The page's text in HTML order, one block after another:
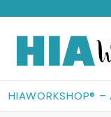
HIAWORKSHOP® –
Preskoči
na
navigaciju
Skoči
do
sadržaja